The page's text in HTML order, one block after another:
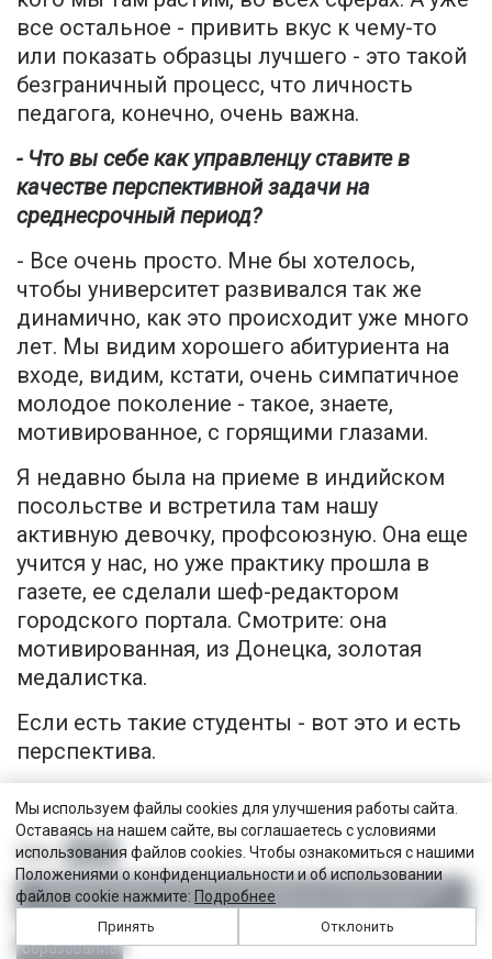
все остальное - привить вкус к чему-то
или показать образцы лучшего - это такой
безграничный процесс, что личность
педагога, конечно, очень важна.
- Что вы себе как управленцу ставите в
качестве перспективной задачи на
среднесрочный период?
- Все очень просто. Мне бы хотелось,
чтобы университет развивался так же
динамично, как это происходит уже много
лет. Мы видим хорошего абитуриента на
входе, видим, кстати, очень симпатичное
молодое поколение - такое, знаете,
мотивированное, с горящими глазами.
Я недавно была на приеме в индийском
посольстве и встретила там нашу
активную девочку, профсоюзную. Она еще
учится у нас, но уже практику прошла в
газете, ее сделали шеф-редактором
городского портала. Смотрите: она
мотивированная, из Донецка, золотая
медалистка.
Если есть такие студенты - вот это и есть
перспектива.
Теги: ФНПР
Межрегиональное Санкт-Петербурга и Ленинградской
области объединение организаций профсоюзов
образование
Мы используем файлы cookies для улучшения работы сайта.
Оставаясь на нашем сайте, вы соглашаетесь с условиями
использования файлов cookies. Чтобы ознакомиться с нашими
Положениями о конфиденциальности и об использовании
файлов cookie нажмите: Подробнее
Принять Отклонить